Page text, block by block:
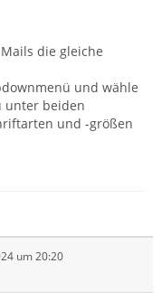
die gleiche
und wähle
unter beiden
und -größen
um 20:20